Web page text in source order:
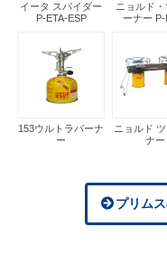
イータ スパイダー
P-ETA-ESP
ニョルド
ーナー
153ウルトラバーナ
ー
ニョルド
ナー
プリム